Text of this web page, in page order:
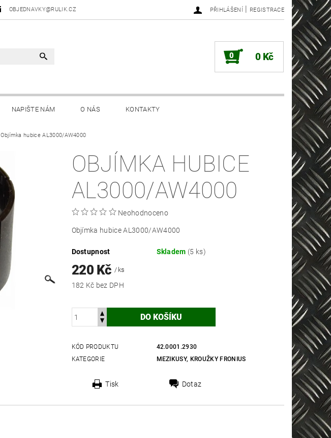
OBJEDNAVKY@RULIK.CZ PŘIHLÁŠENÍ | REGISTRACE
0 0 Kč
NAPIŠTE NÁM O NÁS KONTAKTY
Objímka hubice AL3000/AW4000
OBJÍMKA HUBICE
AL3000/AW4000
Neohodnoceno
Objímka hubice AL3000/AW4000
Dostupnost Skladem (5 ks)
220 Kč/ ks
182 Kč bez DPH
KÓD PRODUKTU
42.0001.2930
KATEGORIE
MEZIKUSY, KROUŽKY FRONIUS
Tisk Dotaz